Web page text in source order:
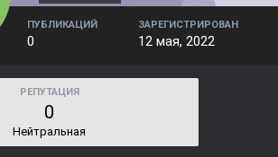
ПУБЛИКАЦИЙ
0
ЗАРЕГИСТРИРОВАН
12 мая, 2022
РЕПУТАЦИЯ
0
Нейтральная